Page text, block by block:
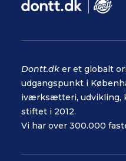
Dontt.dk er et globalt
udgangspunkt i
iværksætteri, udvikling,
stiftet i 2012.
Vi har over 300.000